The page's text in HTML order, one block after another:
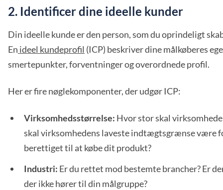
2. Identificer dine ideelle kunder
Din ideelle kunde er den person, som du oprindeligt
En ideel kundeprofil (ICP) beskriver dine målkøberes
smertepunkter, forventninger og overordnede profil.
Her er fire nøglekomponenter, der udgør ICP:
Virksomhedsstørrelse: Hvor stor skal
skal virksomhedens laveste indtægtsgrænse være
berettiget til at købe dit produkt?
Industri: Er du rettet mod bestemte brancher? Er
der ikke hører til din målgruppe?